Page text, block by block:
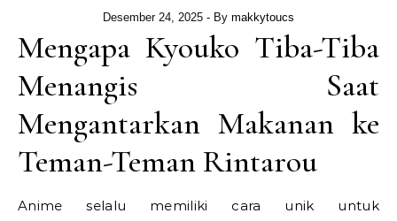
Desember 24, 2025 - By makkytoucs
Mengapa Kyouko Tiba-Tiba
Menangis Saat
Mengantarkan Makanan ke
Teman-Teman Rintarou
Anime selalu memiliki cara unik untuk